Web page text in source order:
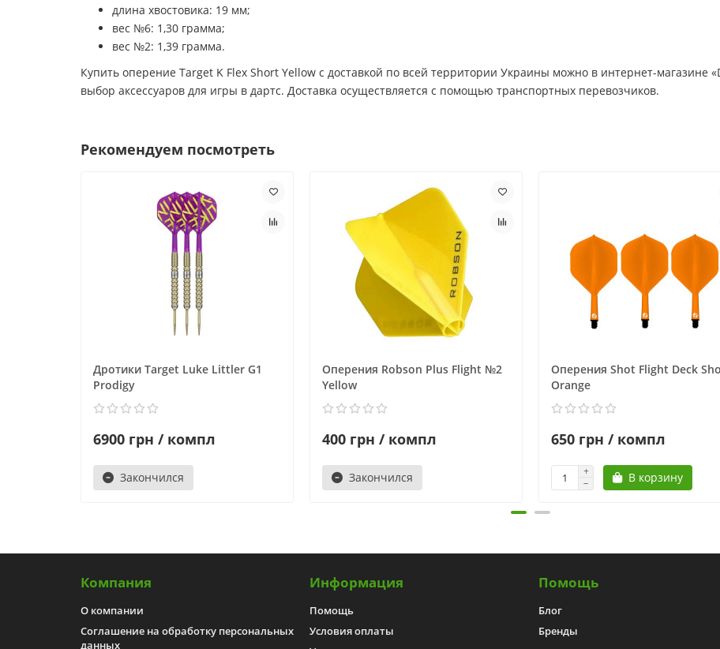
длина хвостовика: 19 мм;
вес №6: 1,30 грамма;
вес №2: 1,39 грамма.
Купить оперение Target K Flex Short Yellow с доставкой по всей территории Украины можно в интернет-магазине
выбор аксессуаров для игры в дартс. Доставка осуществляется с помощью транспортных перевозчиков.
Рекомендуем посмотреть
Дротики Target Luke Littler G1
Prodigy
6900 грн / компл
Закончился
Оперения Robson Plus Flight №2
Yellow
400 грн / компл
Закончился
Оперения Shot Flight Deck
Orange
650 грн / компл
В корзину
Компания
О компании
Соглашение на обработку персональных
данных
Информация
Помощь
Условия оплаты
Помощь
Блог
Бренды